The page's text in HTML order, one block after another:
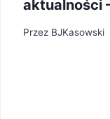
aktualności
Przez BJKasowski